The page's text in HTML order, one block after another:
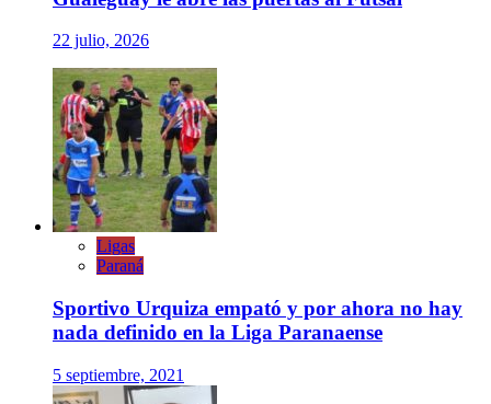
22 julio, 2026
Ligas
Paraná
Sportivo Urquiza empató y por ahora no hay
nada definido en la Liga Paranaense
5 septiembre, 2021